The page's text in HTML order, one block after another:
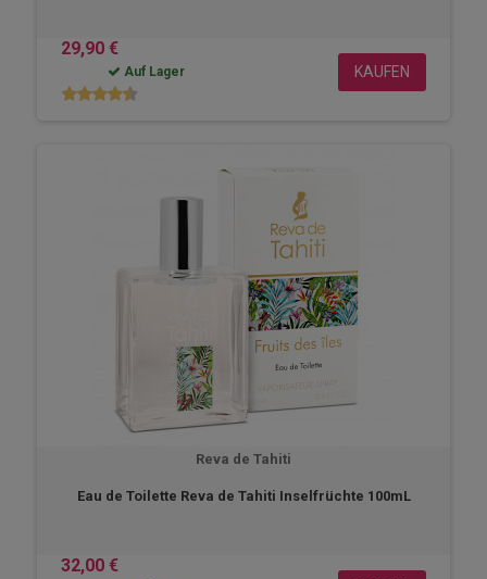
29,90 €
Auf Lager KAUFEN
Reva de Tahiti
Eau de Toilette Reva de Tahiti Inselfrüchte 100mL
32,00 €